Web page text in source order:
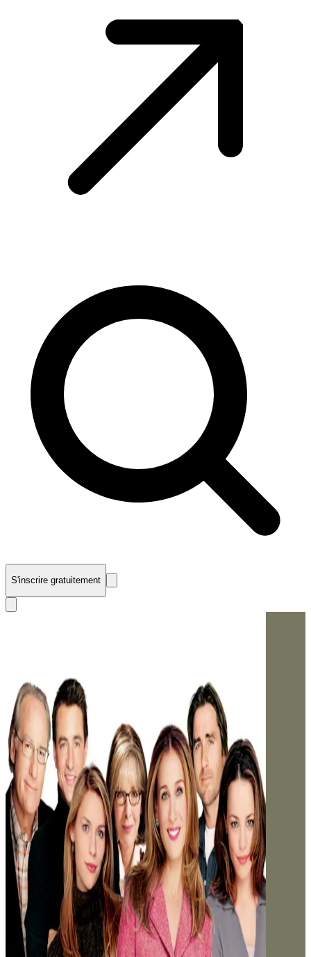
S'inscrire gratuitement